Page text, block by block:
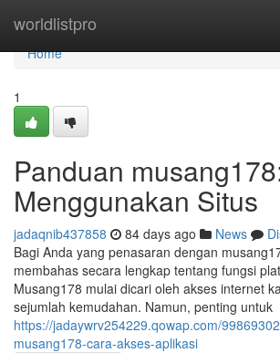
worldlistpro
Home
Home
1
Panduan
Menggunakan Situs
jadaqnib437858 84 days ago News
Bagi Anda yang penasaran dengan
membahas secara lengkap tentang fungsi
Musang178 mulai dicari oleh akses internet
sejumlah kemudahan. Namun, penting untuk
https://jadaywrv254229.qowap.com/
musang178-cara-akses-aplikasi